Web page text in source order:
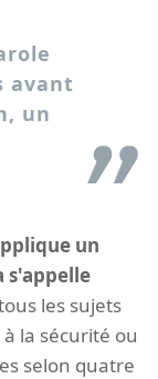
avant
un
un
s'appelle
les sujets
la sécurité ou
selon quatre